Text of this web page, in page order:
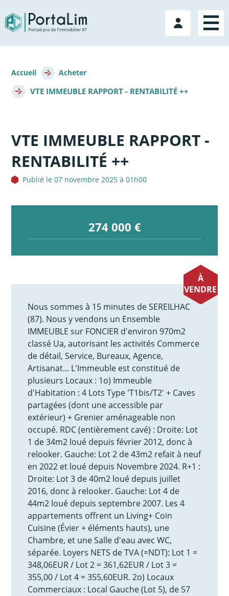
directement
au
contenu
Mon
compte
d'Ariane
Accueil Acheter
VTE IMMEUBLE RAPPORT - RENTABILITÉ ++
VTE IMMEUBLE RAPPORT -
RENTABILITÉ ++
Publié le 07 novembre 2025 à 01h00
274 000 €
À
VENDRE
Nous sommes à 15 minutes de SEREILHAC
(87). Nous y vendons un Ensemble
IMMEUBLE sur FONCIER d'environ 970m2
classé Ua, autorisant les activités Commerce
de détail, Service, Bureaux, Agence,
Artisanat... L'Immeuble est constitué de
plusieurs Locaux : 1o) Immeuble
d'Habitation : 4 Lots Type 'T1bis/T2' + Caves
partagées (dont une accessible par
extérieur) + Grenier aménageable non
occupé. RDC (entièrement cavé) : Droite: Lot
1 de 34m2 loué depuis février 2012, donc à
relooker. Gauche: Lot 2 de 43m2 refait à neuf
en 2022 et loué depuis Novembre 2024. R+1 :
Droite: Lot 3 de 40m2 loué depuis juillet
2016, donc à relooker. Gauche: Lot 4 de
44m2 loué depuis septembre 2007. Les 4
appartements offrent un Living+ Coin
Cuisine (Évier + éléments hauts), une
Chambre, et une Salle d'eau avec WC,
séparée. Loyers NETS de TVA (=NDT): Lot 1 =
348,06EUR / Lot 2 = 361,62EUR / Lot 3 =
355,00 / Lot 4 = 355,60EUR. 2o) Locaux
Commerciaux : Local Gauche (Lot 5), de 57